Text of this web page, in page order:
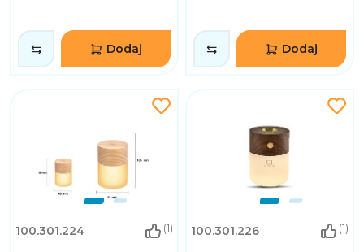
Dodaj Dodaj
100.301.224 (1) 100.301.226 (1)